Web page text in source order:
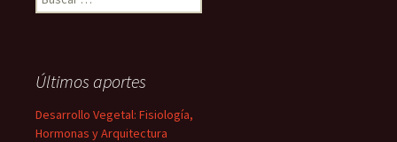
Últimos aportes
Desarrollo Vegetal: Fisiología,
Hormonas y Arquitectura